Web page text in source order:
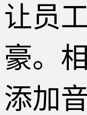
让员
豪。
添加